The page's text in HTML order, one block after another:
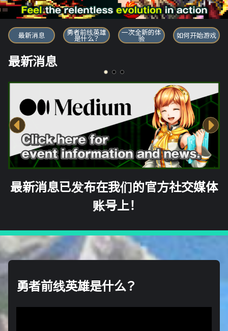
勇者前线英雄
最新消息 勇者前线英雄
是什么？
一次全新的体
验 如何开始游戏
最新消息
最新消息已发布在我们的官方社交媒体
账号上！
勇者前线英雄是什么？